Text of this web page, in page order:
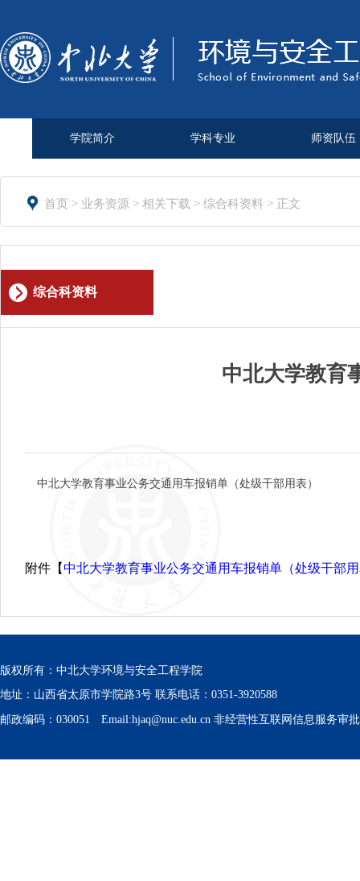
学院简介 学科专业 师资队伍
 首页 > 业务资源 > 相关下载 > 综合科资料 > 正文
综合科资料
中北大学教育
中北大学教育事业公务交通用车报销单（处级干部用表）
附件【中北大学教育事业公务交通用车报销单（处级干部
版权所有：中北大学环境与安全工程学院
地址：山西省太原市学院路3号 联系电话：0351-3920588
邮政编码：030051 Email:hjaq@nuc.edu.cn 非经营性互联网信息服务审